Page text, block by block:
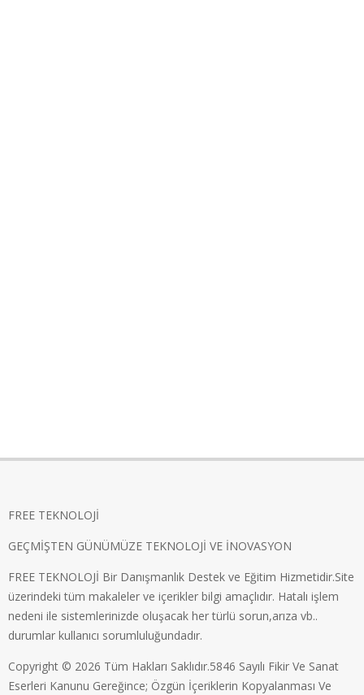
FREE TEKNOLOJİ
GEÇMİŞTEN GÜNÜMÜZE TEKNOLOJİ VE İNOVASYON
FREE TEKNOLOJİ Bir Danışmanlık Destek ve Eğitim Hizmetidir.Site
üzerindeki tüm makaleler ve içerikler bilgi amaçlıdır. Hatalı işlem
nedeni ile sistemlerinizde oluşacak her türlü sorun,arıza vb..
durumlar kullanıcı sorumluluğundadır.
Copyright © 2026 Tüm Hakları Saklıdır.5846 Sayılı Fikir Ve Sanat
Eserleri Kanunu Gereğince; Özgün İçeriklerin Kopyalanması Ve